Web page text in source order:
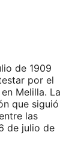
de 1909
por el
Melilla. La
que siguió
las
de julio de